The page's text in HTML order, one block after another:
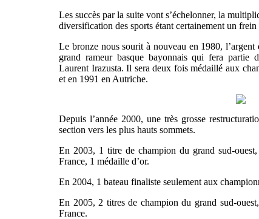
Les succès par la suite vont s’échelonner, la
diversification des sports étant certainement un frein
Le bronze nous sourit à nouveau en 1980,
grand rameur basque bayonnais qui fera partie
Laurent Irazusta. Il sera deux fois médaillé aux
et en 1991 en Autriche.
Depuis l’année 2000, une très grosse
section vers les plus hauts sommets.
En 2003, 1 titre de champion du grand sud-
France, 1 médaille d’or.
En 2004, 1 bateau finaliste seulement aux
En 2005, 2 titres de champion du grand sud-
France.